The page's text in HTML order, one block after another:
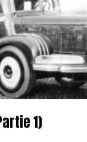
1)